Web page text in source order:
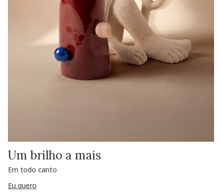
Um brilho a mais
Em todo canto
Eu quero